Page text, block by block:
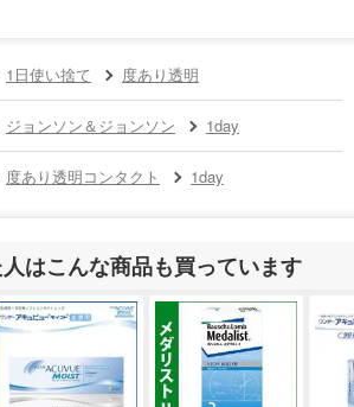
1日使い捨て 度あり透明
ジョンソン＆ジョンソン 1day
度あり透明コンタクト 1day
はこんな商品も買っています